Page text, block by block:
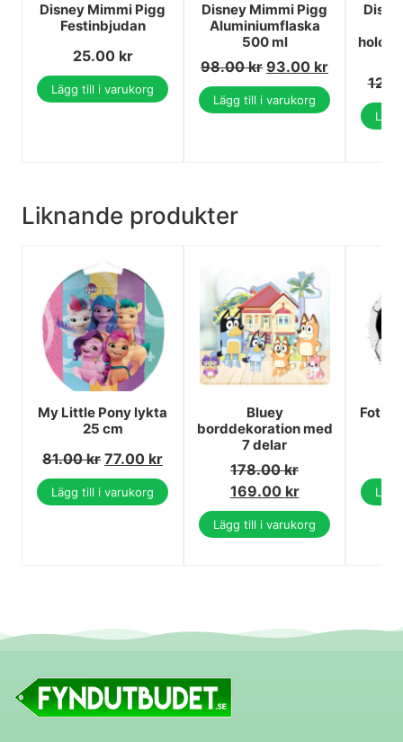
Disney Mimmi Pigg
Festinbjudan
25.00 kr
Lägg till i varukorg
Disney Mimmi Pigg
Aluminiumflaska
500 ml
98.00kr 93.00 kr
Lägg till i varukorg
Liknande produkter
My Little Pony lykta
25 cm
81.00kr 77.00 kr
Lägg till i varukorg
Bluey
borddekoration med
7 delar
178.00kr
169.00 kr
Lägg till i varukorg